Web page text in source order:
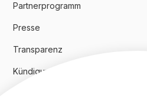
Partnerprogramm
Presse
Transparenz
Kündigungsindex 2024